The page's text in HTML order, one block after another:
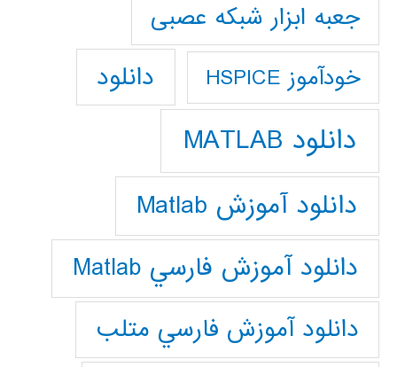
جعبه ابزار شبکه عصبی
خودآموز HSPICE دانلود
دانلود MATLAB
دانلود آموزش Matlab
دانلود آموزش فارسي Matlab
دانلود آموزش فارسي متلب